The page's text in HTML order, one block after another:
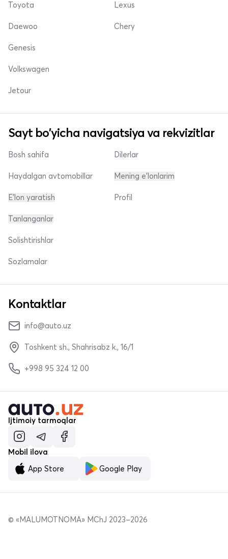
Toyota
Daewoo
Lexus
Chery
Genesis
Volkswagen
Jetour
Sayt bo'yicha navigatsiya va rekvizitlar
Bosh sahifa
Haydalgan avtomobillar
E'lon yaratish
Dilerlar
Mening e'lonlarim
Profil
Tanlanganlar
Solishtirishlar
Sozlamalar
Kontaktlar
info@auto.uz
Toshkent sh., Shahrisabz k., 16/1
+998 95 324 12 00
Ijtimoiy tarmoqlar
Mobil ilova
App Store
Google Play
© «MALUMOTNOMA» MChJ 2023–2026